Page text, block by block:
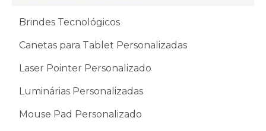
Brindes Tecnológicos
Canetas para Tablet Personalizadas
Laser Pointer Personalizado
Luminárias Personalizadas
Mouse Pad Personalizado